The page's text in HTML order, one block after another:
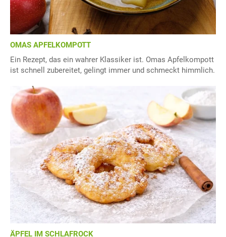
OMAS APFELKOMPOTT
Ein Rezept, das ein wahrer Klassiker ist. Omas Apfelkompott
ist schnell zubereitet, gelingt immer und schmeckt himmlich.
ÄPFEL IM SCHLAFROCK